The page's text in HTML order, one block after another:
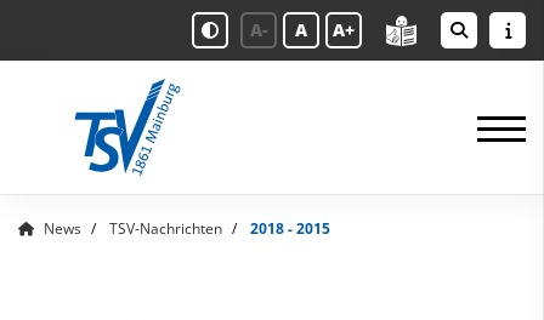
A- A A+
News TSV-Nachrichten 2018 - 2015